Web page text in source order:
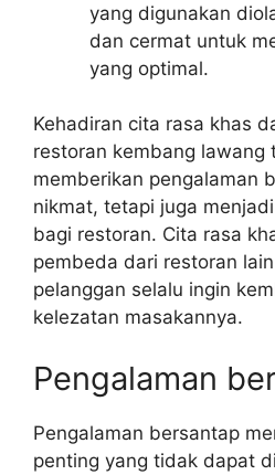
yang digunakan
dan cermat untuk
yang optimal.
Kehadiran cita rasa khas
restoran kembang lawang
memberikan pengalaman
nikmat, tetapi juga
bagi restoran. Cita rasa
pembeda dari restoran
pelanggan selalu ingin
kelezatan masakannya.
Pengalaman
Pengalaman bersantap
penting yang tidak dapat